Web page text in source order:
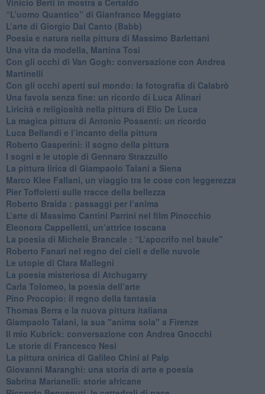
“L’uomo Quantico” di Gianfranco Meggiato
​L’arte di Giorgio Dal Canto (Babb)
Poesia e natura nella pittura di Massimo Barlettani
Una vita da modella, Martina Tosi
​Con gli occhi di Van Gogh: conversazione con Andrea
Martinelli
​Con gli occhi aperti sul mondo: la fotografia di Calabrò
Una favola senza fine: un ricordo di Luca Alinari
Liricità e religiosità nella pittura di Elio De Luca
La magica pittura di Antonio Possenti: un ricordo
Luca Bellandi e l’incanto della pittura
​Roberto Gasperini: il sogno della pittura
I sogni e le utopie di Gennaro Strazzullo
La pittura lirica di Giampaolo Talani a Siena
​Marco Klee Fallani, un viaggio tra le cose con leggerezza
​Pier Toffoletti sulle tracce della bellezza
​Roberto Braida : passaggi per l’anima
​L’arte di Massimo Cantini Parrini nel film Pinocchio
Eleonora Cappelletti, un’attrice toscana
​La poesia di Michele Brancale : “L’apocrifo nel baule"
Roberto Fanari nel regno dei cieli e delle nuvole
Le utopie di Clara Mallegni
​La poesia misteriosa di Atchugarry
Carla Tolomeo, la poesia dell’arte
Pino Procopio: il regno della fantasia
Thomas Berra e la nuova pittura italiana
Giampaolo Talani, la sua "anima sola" a Firenze
Il mio Kubrick: conversazione con Andrea Gnocchi
Le storie di Francesco Nesi
​La pittura onirica di Galileo Chini al Palp
​Giovanni Maranghi: una storia di arte e poesia
Sabrina Marianelli: storie africane